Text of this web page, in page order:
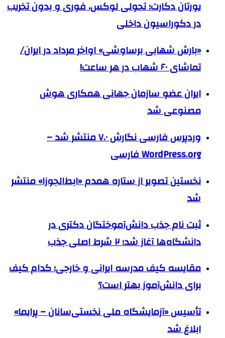
یورتان دکارت؛ تحولی لوکس، فوری و بدون تخریب
در دکوراسیون داخلی
«بارش شهابی برساوشی» اواخر مرداد در ایران/
تماشای ۶۰ شهاب در هر ساعت!
ایران عضو سازمان جهانی همکاری هوش
مصنوعی شد
وردپرس فارسی نگارش ۷.۰ منتشر شد –
WordPress.org فارسی
نخستین تصویر از ستاره همدم «ابط‌الجوزا» منتشر
شد
ثبت نام جذب دانش‌آموختگان دکتری در
دانشگاه‌ها آغاز شد؛ ۲ شرط اصلی جذب
مقایسه کیف مدرسه ایرانی و خارجی؛ کدام کیف
برای دانش‌آموز بهتر است؟
تأسیس «آزمایشگاه ملی نخستی‌سانان – پرایما»
ابلاغ شد